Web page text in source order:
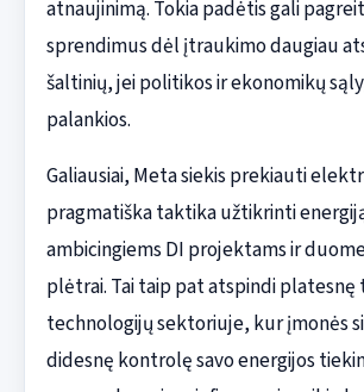
atnaujinimą. Tokia padėtis gali
sprendimus dėl įtraukimo daugiau
šaltinių, jei politikos ir ekonomikų
palankios.
Galiausiai, Meta siekis prekiauti
pragmatiška taktika užtikrinti
ambicingiems DI projektams ir
plėtrai. Tai taip pat atspindi platesnę
technologijų sektoriuje, kur įmonės
didesnę kontrolę savo energijos